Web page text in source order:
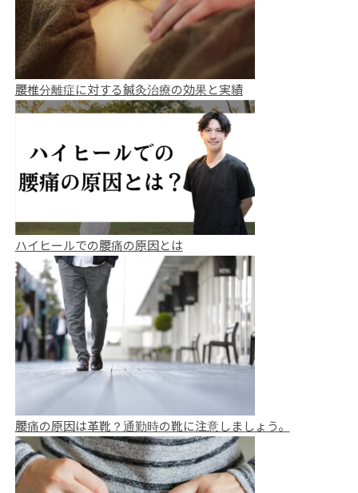
腰椎分離症に対する鍼灸治療の効果と実績
ハイヒールでの腰痛の原因とは
腰痛の原因は革靴？通勤時の靴に注意しましょう。